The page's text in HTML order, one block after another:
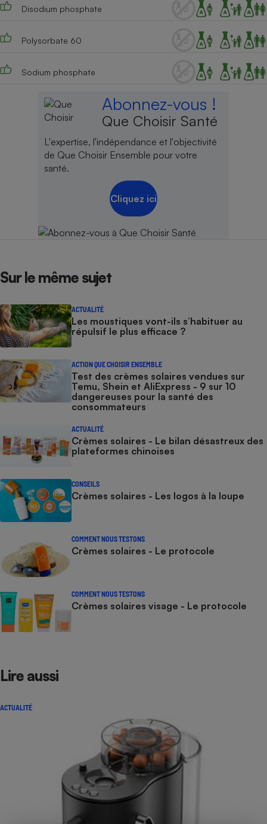
Disodium phosphate
Polysorbate 60
Sodium phosphate
Abonnez-vous !
Que Choisir Santé
L'expertise, l'indépendance et l'objectivité
de Que Choisir Ensemble pour votre
santé.
Cliquez ici
Sur le même sujet
ACTUALITÉ
Les moustiques vont-ils s’habituer au
répulsif le plus efficace ?
ACTION QUE CHOISIR ENSEMBLE
Test des crèmes solaires vendues sur
Temu, Shein et AliExpress - 9 sur 10
dangereuses pour la santé des
consommateurs
ACTUALITÉ
Crèmes solaires - Le bilan désastreux des
plateformes chinoises
CONSEILS
Crèmes solaires - Les logos à la loupe
COMMENT NOUS TESTONS
Crèmes solaires - Le protocole
COMMENT NOUS TESTONS
Crèmes solaires visage - Le protocole
Lire aussi
ACTUALITÉ